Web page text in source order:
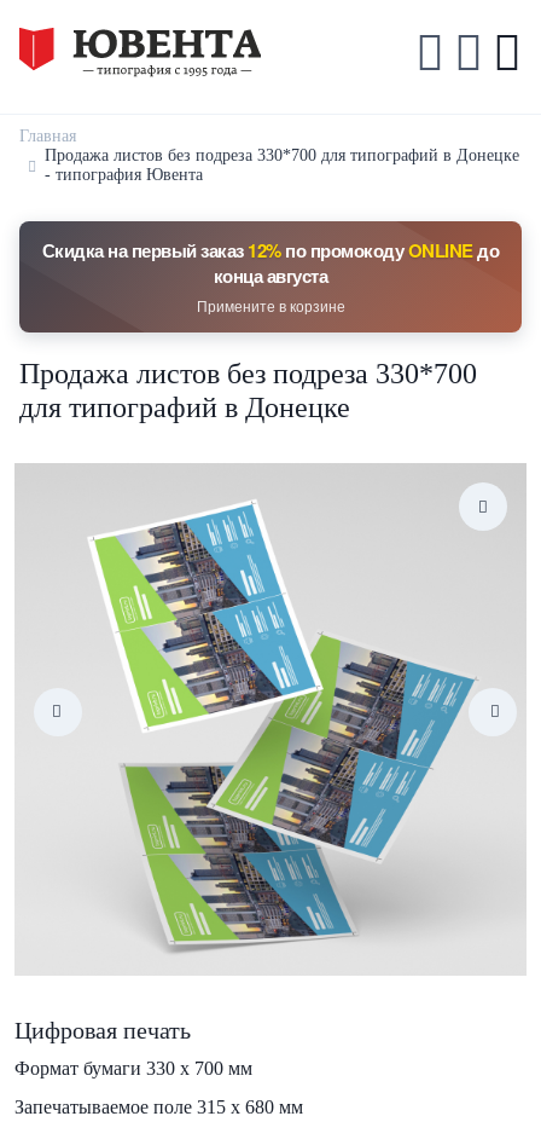
Главная
Продажа листов без подреза 330*700 для типографий в Донецке
- типография Ювента
Скидка на первый заказ12%по промокодуONLINEдо
конца августа
Примените в корзине
Продажа листов без подреза 330*700
для типографий в Донецке
Цифровая печать
Формат бумаги 330 х 700 мм
Запечатываемое поле 315 х 680 мм